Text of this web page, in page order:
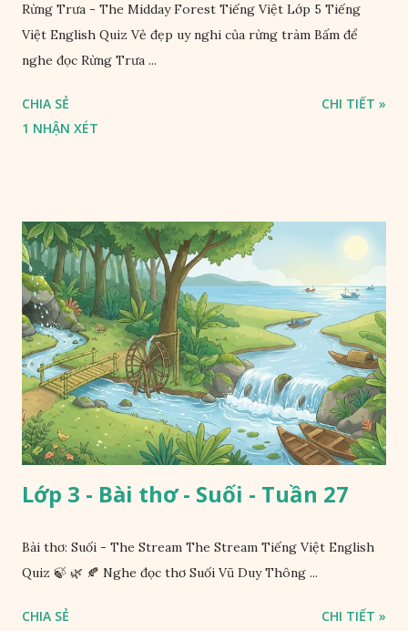
Rừng Trưa - The Midday Forest Tiếng Việt Lớp 5 Tiếng
Việt English Quiz Vẻ đẹp uy nghi của rừng tràm Bấm để
nghe đọc Rừng Trưa ...
CHIA SẺ
1 NHẬN XÉT
CHI TIẾT »
Lớp 3 - Bài thơ - Suối - Tuần 27
Bài thơ: Suối - The Stream The Stream Tiếng Việt English
Quiz 🍃 🌿 🍂 Nghe đọc thơ Suối Vũ Duy Thông ...
CHIA SẺ
CHI TIẾT »